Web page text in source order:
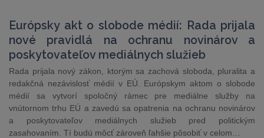
Európsky akt o slobode médií: Rada prijala
nové pravidlá na ochranu novinárov a
poskytovateľov mediálnych služieb
Rada prijala nový zákon, ktorým sa zachová sloboda, pluralita a
redakčná nezávislosť médií v EÚ. Európskym aktom o slobode
médií sa vytvorí spoločný rámec pre mediálne služby na
vnútornom trhu EÚ a zavedú sa opatrenia na ochranu novinárov
a poskytovateľov mediálnych služieb pred politickým
zasahovaním. Tí budú môcť zároveň ľahšie pôsobiť v celom…